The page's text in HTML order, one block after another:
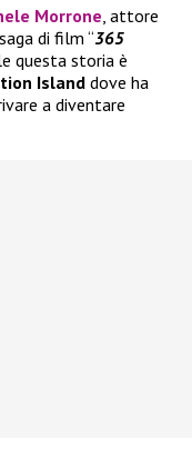
Morrone, attore
di film “365
questa storia è
Islanddove ha
a diventare